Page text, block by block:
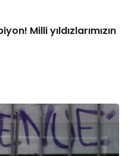
Milli yıldızlarımızın